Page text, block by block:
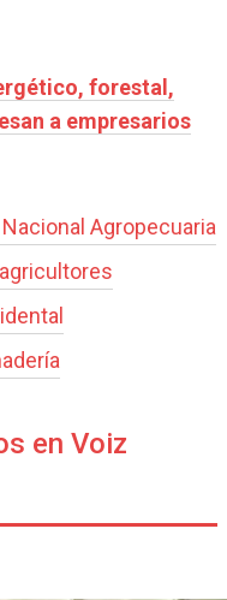
forestal,
a empresarios
Agropecuaria
agricultores
en Voiz